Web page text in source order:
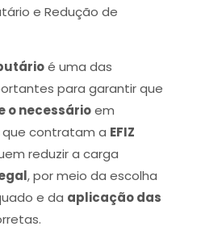
e Redução de
é uma das
para garantir que
o necessárioem
que contratam a EFIZ
reduzir a carga
, por meio da escolha
e da aplicação das